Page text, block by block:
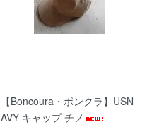
【Boncoura・ボンクラ】USN
AVY キャップ チノ